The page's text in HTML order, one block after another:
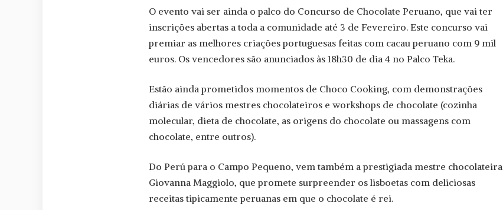
O evento vai ser ainda o palco do Concurso de Chocolate Peruano, que vai ter
inscrições abertas a toda a comunidade até 3 de Fevereiro. Este concurso vai
premiar as melhores criações portuguesas feitas com cacau peruano com 9 mil
euros. Os vencedores são anunciados às 18h30 de dia 4 no Palco Teka.
Estão ainda prometidos momentos de Choco Cooking, com demonstrações
diárias de vários mestres chocolateiros e workshops de chocolate (cozinha
molecular, dieta de chocolate, as origens do chocolate ou massagens com
chocolate, entre outros).
Do Perú para o Campo Pequeno, vem também a prestigiada mestre chocolateira
Giovanna Maggiolo, que promete surpreender os lisboetas com deliciosas
receitas tipicamente peruanas em que o chocolate é rei.